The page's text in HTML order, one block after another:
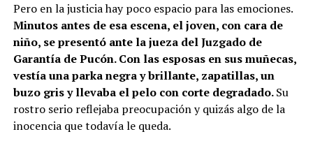
Pero en la justicia hay poco espacio para las emociones.
Minutos antes de esa escena, el joven, con cara de
niño, se presentó ante la jueza del Juzgado de
Garantía de Pucón. Con las esposas en sus muñecas,
vestía una parka negra y brillante, zapatillas, un
buzo gris y llevaba el pelo con corte degradado.Su
rostro serio reflejaba preocupación y quizás algo de la
inocencia que todavía le queda.